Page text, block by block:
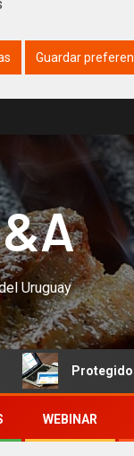
Guardar
Uruguay
Protegido:
WEBINAR